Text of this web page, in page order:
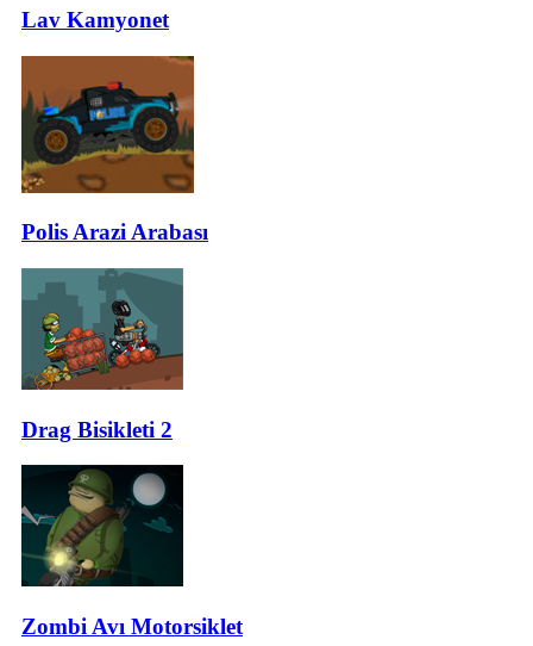
Lav Kamyonet
Polis Arazi Arabası
Drag Bisikleti 2
Zombi Avı Motorsiklet